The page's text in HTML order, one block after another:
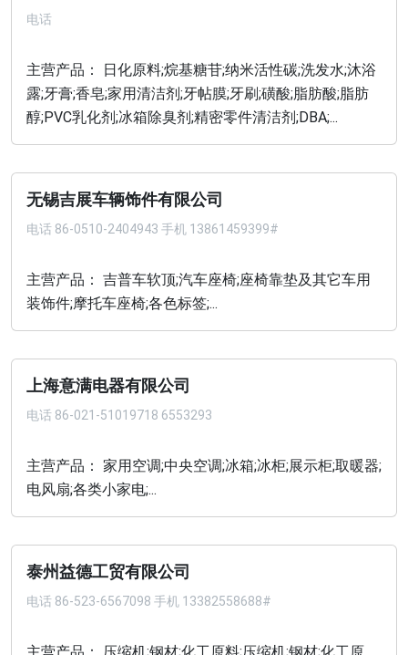
电话
主营产品： 日化原料;烷基糖苷;纳米活性碳;洗发水;沐浴
露;牙膏;香皂;家用清洁剂;牙帖膜;牙刷;磺酸;脂肪酸;脂肪
醇;PVC乳化剂;冰箱除臭剂;精密零件清洁剂;DBA;...
无锡吉展车辆饰件有限公司
电话 86-0510-2404943 手机 13861459399#
主营产品： 吉普车软顶;汽车座椅;座椅靠垫及其它车用
装饰件;摩托车座椅;各色标签;...
上海意满电器有限公司
电话 86-021-51019718 6553293
主营产品： 家用空调;中央空调;冰箱;冰柜;展示柜;取暖器;
电风扇;各类小家电;...
泰州益德工贸有限公司
电话 86-523-6567098 手机 13382558688#